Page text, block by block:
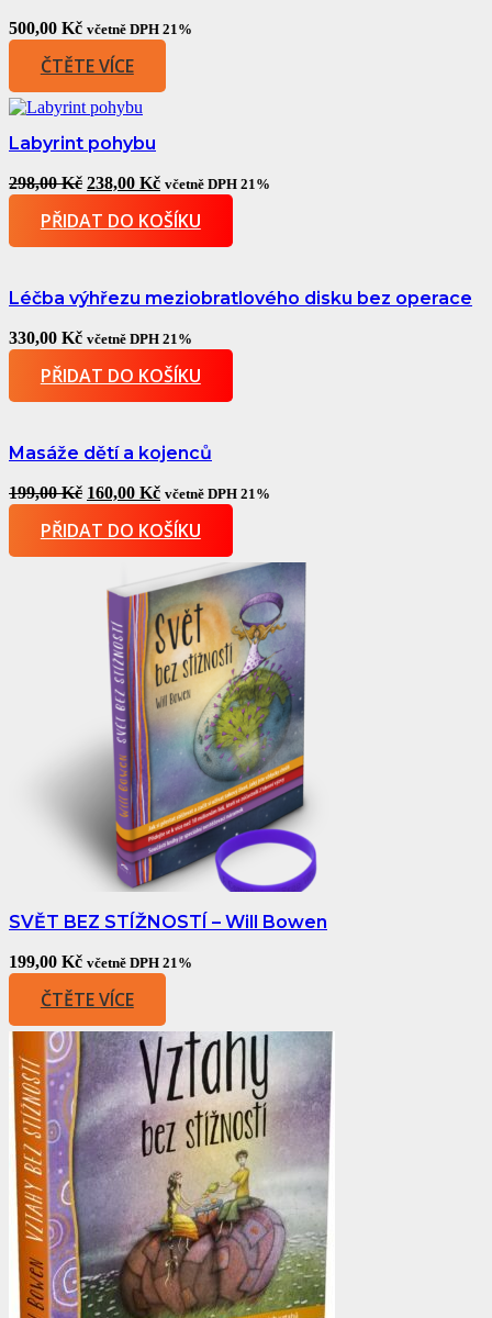
500,00 Kč včetně DPH 21%
ČTĚTE VÍCE
Labyrint pohybu
298,00Kč Original
was:
238,00 KčCurrent
is:
238,00 Kč.
včetně DPH 21%
PŘIDAT DO KOŠÍKU
Léčba výhřezu meziobratlového disku bez operace
330,00 Kč včetně DPH 21%
PŘIDAT DO KOŠÍKU
Masáže dětí a kojenců
199,00Kč Original
was:
160,00 KčCurrent
is:
160,00 Kč.
včetně DPH 21%
PŘIDAT DO KOŠÍKU
SVĚT BEZ STÍŽNOSTÍ – Will Bowen
199,00 Kč včetně DPH 21%
ČTĚTE VÍCE